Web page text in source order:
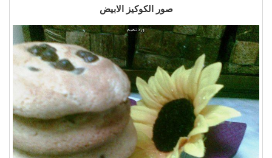
صور الكوكيز الابيض